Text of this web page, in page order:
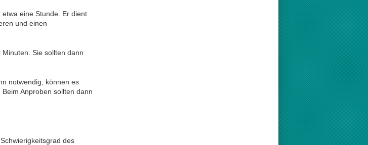
eine Stunde. Er dient
und einen
Sie sollten dann
notwendig, können es
Anproben sollten dann
des